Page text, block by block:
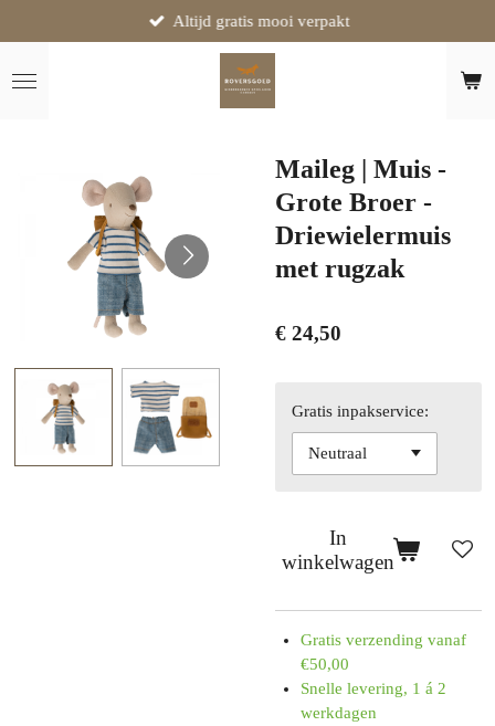
direct
naar
de
Altijd gratis mooi verpakt
Maileg | Muis -
Grote Broer -
Driewielermuis
met rugzak
€ 24,50
Gratis inpakservice:
In
winkelwagen
Gratis verzending vanaf
€50,00
Snelle levering, 1 á 2
werkdagen